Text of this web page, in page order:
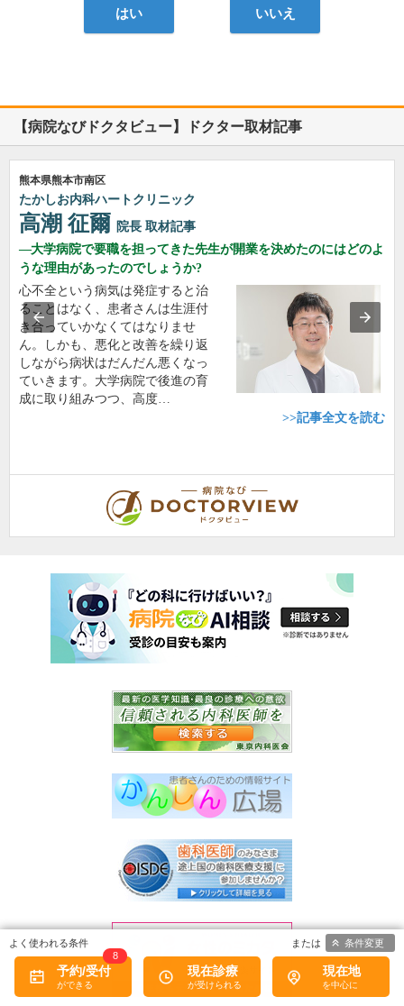
はい いいえ
【病院なびドクタビュー】ドクター取材記事
熊本県熊本市南区
たかしお内科ハートクリニック
高潮 征爾 院長 取材記事
大学病院で要職を担ってきた先生が開業を決めたのにはどのよ
うな理由があったのでしょうか?
心不全という病気は発症すると治
ることはなく、患者さんは生涯付
き合っていかなくてはなりませ
ん。しかも、悪化と改善を繰り返
しながら病状はだんだん悪くなっ
ていきます。大学病院で後進の育
成に取り組みつつ、高度…
>>記事全文を読む
予約/受付
8
現在診療 現在地
条件変更